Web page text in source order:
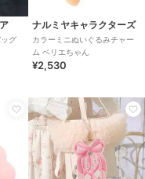
グ
ナルミヤキャラクターズ
カラーミニぬいぐるみチャー
ム ベリエちゃん
¥2,530